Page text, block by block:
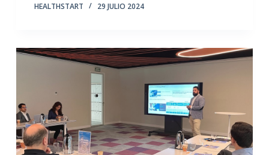
HEALTHSTART 29 JULIO 2024